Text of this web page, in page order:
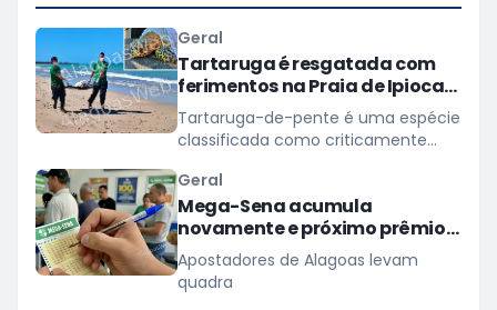
Geral
Tartaruga é resgatada com
ferimentos na Praia de Ipioca,
em Maceió
Tartaruga-de-pente é uma espécie
classificada como criticamente
Geral
Mega-Sena acumula
novamente e próximo prêmio
chega a R$ 165 milhões
Apostadores de Alagoas levam
quadra